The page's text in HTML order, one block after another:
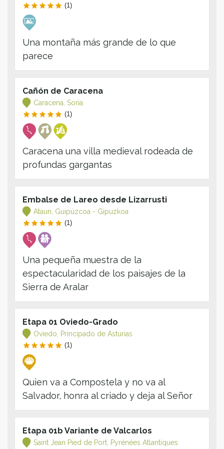
(1)
Una montaña más grande de lo que
parece
Cañón de Caracena
Caracena, Soria
(1)
Caracena una villa medieval rodeada de
profundas gargantas
Embalse de Lareo desde Lizarrusti
Ataun, Guipúzcoa - Gipuzkoa
(1)
Una pequeña muestra de la
espectacularidad de los paisajes de la
Sierra de Aralar
Etapa 01 Oviedo-Grado
Oviedo, Principado de Asturias
(1)
Quien va a Compostela y no va al
Salvador, honra al criado y deja al Señor
Etapa 01b Variante de Valcarlos
Saint Jean Pied de Port, Pyrénées Atlantiques